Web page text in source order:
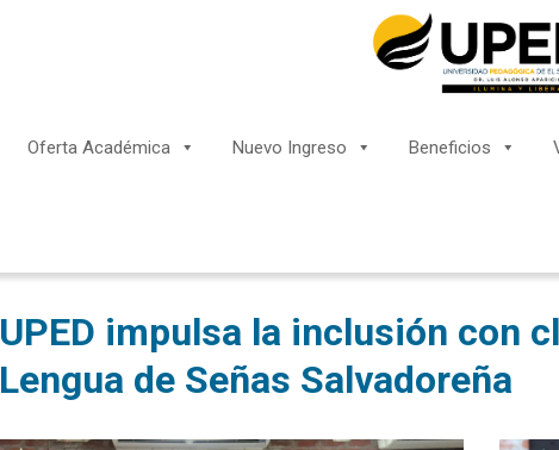
Oferta Académica Nuevo Ingreso Beneficios
UPED impulsa la inclusión con
Lengua de Señas Salvadoreña